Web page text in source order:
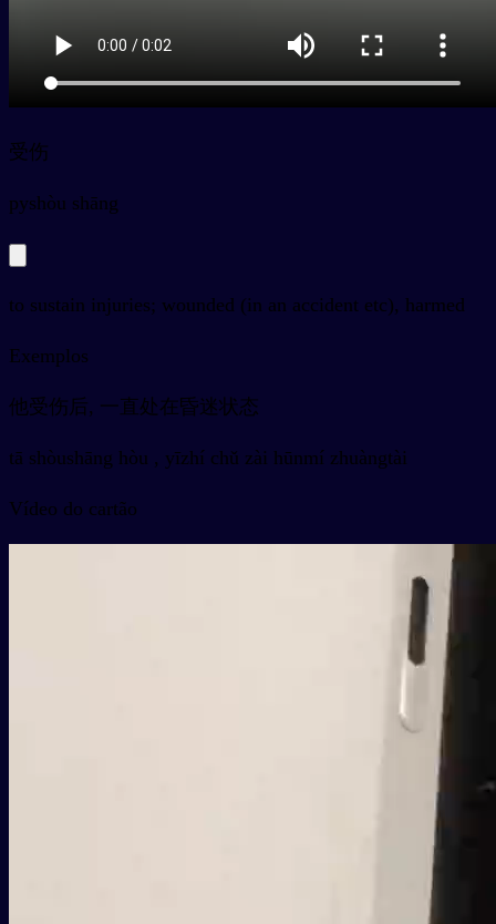
受伤
pyshòu shāng
to sustain injuries; wounded (in an accident etc), harmed
Exemplos
他受伤后, 一直处在昏迷状态
tā shòushāng hòu , yīzhí chǔ zài hūnmí zhuàngtài
Vídeo do cartão